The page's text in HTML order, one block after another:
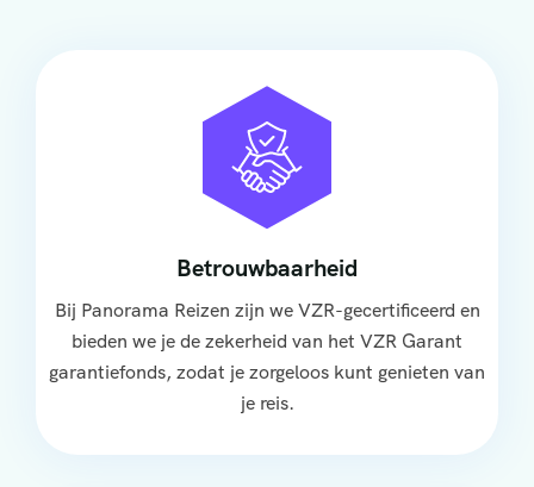
Betrouwbaarheid
Bij Panorama Reizen zijn we VZR-gecertificeerd en
bieden we je de zekerheid van het VZR Garant
garantiefonds, zodat je zorgeloos kunt genieten van
je reis.